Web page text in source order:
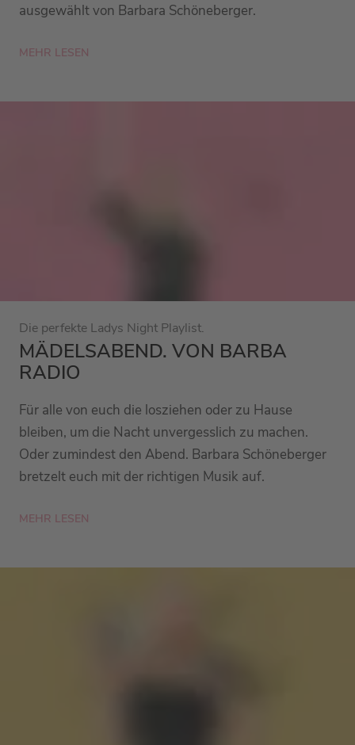
ausgewählt von Barbara Schöneberger.
MEHR LESEN
Die perfekte Ladys Night Playlist.
MÄDELSABEND. VON BARBA
RADIO
Für alle von euch die losziehen oder zu Hause
bleiben, um die Nacht unvergesslich zu machen.
Oder zumindest den Abend. Barbara Schöneberger
bretzelt euch mit der richtigen Musik auf.
MEHR LESEN